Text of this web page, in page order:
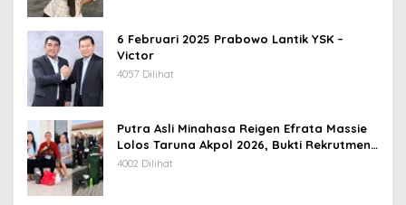
6 Februari 2025 Prabowo Lantik YSK –
Victor
4057 Dilihat
Putra Asli Minahasa Reigen Efrata Massie
Lolos Taruna Akpol 2026, Bukti Rekrutmen
Polri Bersih, Transparan, dan Akuntabel
4002 Dilihat